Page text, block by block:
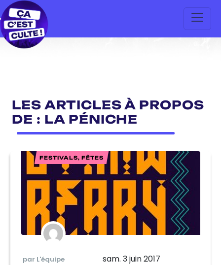
LES ARTICLES À PROPOS
DE : LA PÉNICHE
FESTIVALS, FÊTES
par L'équipe sam. 3 juin 2017